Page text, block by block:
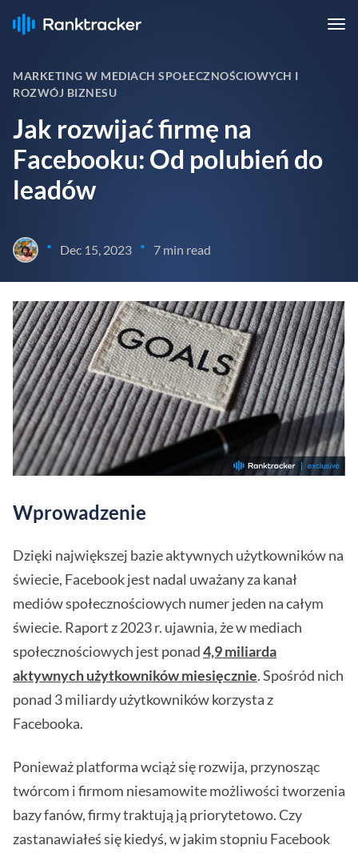
MARKETING W MEDIACH SPOŁECZNOŚCIOWYCH I
ROZWÓJ BIZNESU
Jak rozwijać firmę na
Facebooku: Od polubień do
leadów
• Dec 15, 2023 • 7 min read
Wprowadzenie
Dzięki największej bazie aktywnych użytkowników na
świecie, Facebook jest nadal uważany za kanał
mediów społecznościowych numer jeden na całym
świecie. Raport z 2023 r. ujawnia, że w mediach
społecznościowych jest ponad4,9 miliarda
aktywnych użytkowników miesięcznie. Spośród nich
ponad 3 miliardy użytkowników korzysta z
Facebooka.
Ponieważ platforma wciąż się rozwija, przynosząc
twórcom i firmom niesamowite możliwości tworzenia
bazy fanów, firmy traktują ją priorytetowo. Czy
zastanawiałeś się kiedyś, w jakim stopniu Facebook